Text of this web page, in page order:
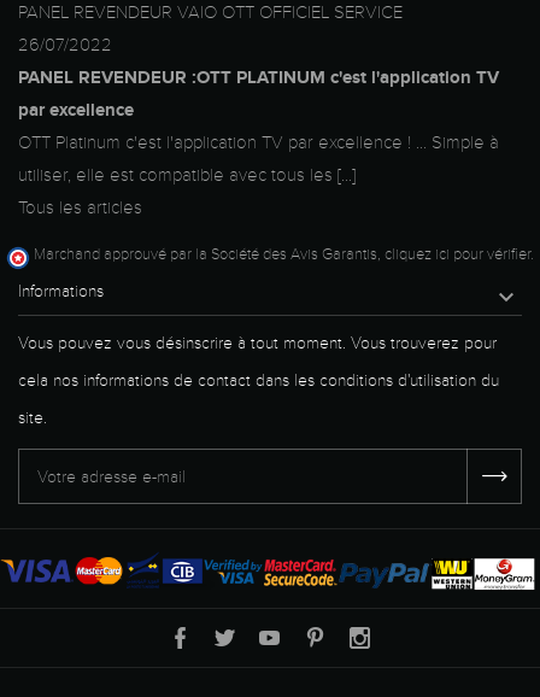
Informations 
Vous pouvez vous désinscrire à tout moment. Vous trouverez pour
cela nos informations de contact dans les conditions d'utilisation du
site.
PANEL REVENDEUR VAIO OTT OFFICIEL SERVICE
26/07/2022
PANEL REVENDEUR :OTT PLATINUM c'est l'application TV
par excellence
OTT Platinum c'est l'application TV par excellence ! ... Simple à
utiliser, elle est compatible avec tous les [...]
Tous les articles
Marchand approuvé par la Société des Avis Garantis, cliquez ici pour vérifier.